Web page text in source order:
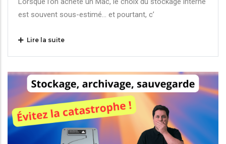
est souvent sous-estimé… et pourtant, c’
Lire la suite